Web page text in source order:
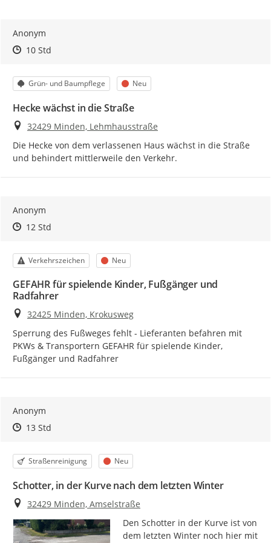
Anonym
Zeitpunkt des Erstellens
Zeitpunkt des Erstellens
10 StdZur Äußerung
Kategorie
Grün- und Baumpflege Status
Neu
Hecke wächst in die Straße
Ort
32429 Minden, Lehmhausstraße
Die Hecke von dem verlassenen Haus wächst in die Straße
und behindert mittlerweile den Verkehr.
Anonym
Zeitpunkt des Erstellens
Zeitpunkt des Erstellens
12 StdZur Äußerung
Kategorie
Verkehrszeichen Status
Neu
GEFAHR für spielende Kinder, Fußgänger und
Radfahrer
Ort
32425 Minden, Krokusweg
Sperrung des Fußweges fehlt - Lieferanten befahren mit
PKWs & Transportern GEFAHR für spielende Kinder,
Fußgänger und Radfahrer
Anonym
Zeitpunkt des Erstellens
Zeitpunkt des Erstellens
13 StdZur Äußerung
Kategorie
Straßenreinigung Status
Neu
Schotter, in der Kurve nach dem letzten Winter
Ort
32429 Minden, Amselstraße
Den Schotter in der Kurve ist von
dem letzten Winter noch hier mit